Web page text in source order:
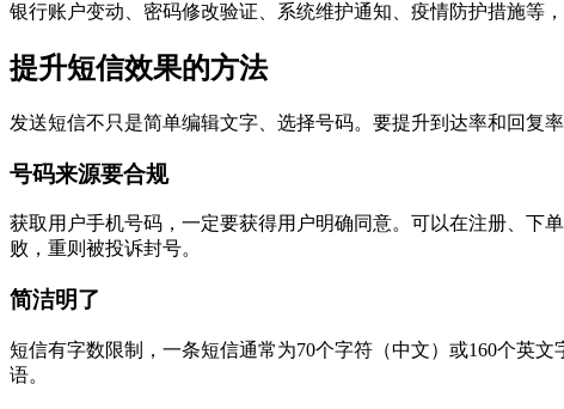
银行账户变动、密码修改验证、系统维护通知、疫情防护措施等
提升短信效果的方法
发送短信不只是简单编辑文字、选择号码。要提升到达率和回复
号码来源要合规
获取用户手机号码，一定要获得用户明确同意。可以在注册、下
败，重则被投诉封号。
简洁明了
短信有字数限制，一条短信通常为70个字符（中文）或160个英
语。